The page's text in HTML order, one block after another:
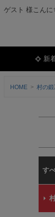
ゲスト 様こんに
新
HOME 村の
村